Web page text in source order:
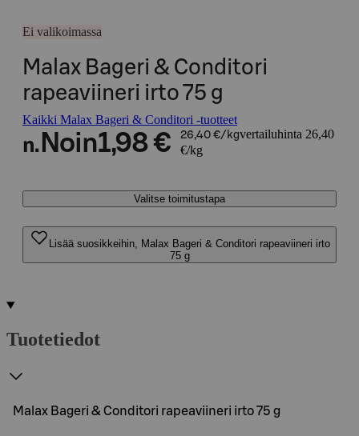
Ei valikoimassa
Malax Bageri & Conditori
rapeaviineri irto 75 g
Kaikki Malax Bageri & Conditori -tuotteet
n. Noin1,98 € 26,40 €/kgvertailuhinta 26,40
€/kg
Valitse toimitustapa
Lisää suosikkeihin, Malax Bageri & Conditori rapeaviineri irto
75 g
Tuotetiedot
Malax Bageri & Conditori rapeaviineri irto 75 g